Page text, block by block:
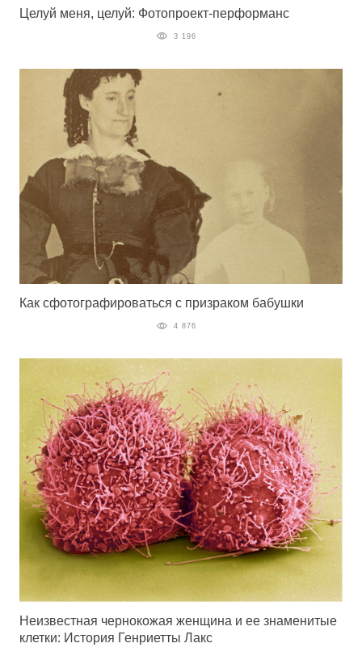
Целуй меня, целуй: Фотопроект-перформанс
3 196
Как сфотографироваться с призраком бабушки
4 876
Неизвестная чернокожая женщина и ее знаменитые
клетки: История Генриетты Лакс